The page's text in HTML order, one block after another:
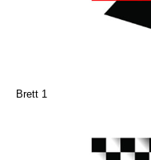
Brett 1